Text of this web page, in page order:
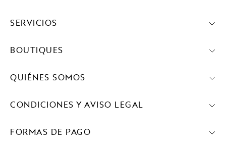
FORMAS DE PAGO
SERVICIOS
BOUTIQUES
QUIÉNES SOMOS
CONDICIONES Y AVISO LEGAL